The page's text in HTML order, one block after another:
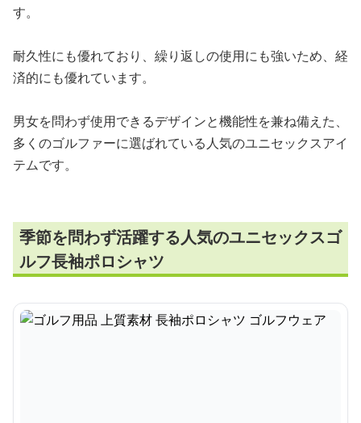
す。
耐久性にも優れており、繰り返しの使用にも強いため、経
済的にも優れています。
男女を問わず使用できるデザインと機能性を兼ね備えた、
多くのゴルファーに選ばれている人気のユニセックスアイ
テムです。
季節を問わず活躍する人気のユニセックスゴ
ルフ長袖ポロシャツ